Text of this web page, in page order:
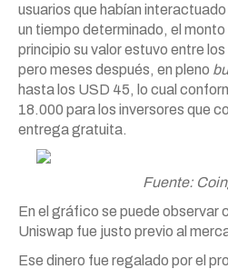
usuarios que habían
un tiempo determinado, el
principio su valor estuvo entre
pero meses después, en pleno
hasta los USD 45, lo cual
18.000 para los inversores que
entrega gratuita.
Fuente:
En el gráfico se puede observar
Uniswap fue justo previo al
Ese dinero fue regalado por el